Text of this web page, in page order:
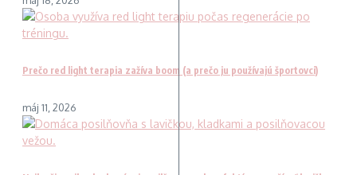
Prečo red light terapia zažíva boom (a prečo ju používajú športovci)
máj 11, 2026